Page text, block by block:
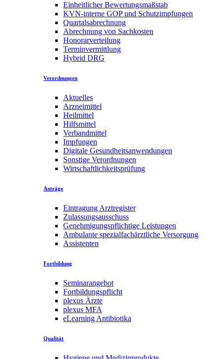
Einheitlicher Bewertungsmaßstab
KVN-interne GOP und Schutzimpfungen
Quartalsabrechnung
Abrechnung von Sachkosten
Honorarverteilung
Terminvermittlung
Hybrid DRG
Verordnungen
Aktuelles
Arzneimittel
Heilmittel
Hilfsmittel
Verbandmittel
Impfungen
Digitale Gesundheitsanwendungen
Sonstige Verordnungen
Wirtschaftlichkeitsprüfung
Anträge
Eintragung Arztregister
Zulassungsausschuss
Genehmigungspflichtige Leistungen
Ambulante spezialfachärztliche Versorgung
Assistenten
Fortbildung
Seminarangebot
Fortbildungspflicht
plexus Ärzte
plexus MFA
eLearning Antibiotika
Qualität